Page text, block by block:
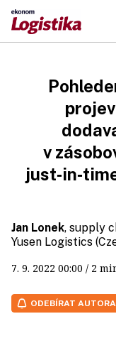
v
Jan Lonek, supply
Yusen Logistics
7. 9. 2022 00:00 / 2
ODEBÍRAT AUTORA